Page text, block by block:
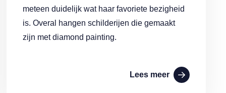
meteen duidelijk wat haar favoriete bezigheid
is. Overal hangen schilderijen die gemaakt
zijn met diamond painting.
Lees meer